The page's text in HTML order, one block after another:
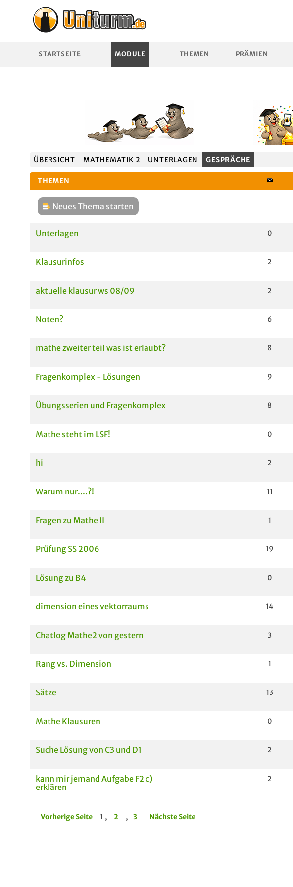
STARTSEITE MODULE THEMEN PRÄMIEN
ÜBERSICHT MATHEMATIK 2 UNTERLAGEN GESPRÄCHE
THEMEN
Neues Thema starten
Unterlagen 0
Klausurinfos 2
aktuelle klausur ws 08/09 2
Noten? 6
mathe zweiter teil was ist erlaubt? 8
Fragenkomplex - Lösungen 9
Übungsserien und Fragenkomplex 8
Mathe steht im LSF! 0
hi 2
Warum nur....?! 11
Fragen zu Mathe II 1
Prüfung SS 2006 19
Lösung zu B4 0
dimension eines vektorraums 14
Chatlog Mathe2 von gestern 3
Rang vs. Dimension 1
Sätze 13
Mathe Klausuren 0
Suche Lösung von C3 und D1 2
kann mir jemand Aufgabe F2 c)
erklären
2
Vorherige Seite 1 , 2 , 3 Nächste Seite